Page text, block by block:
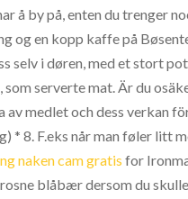
å by på, enten du trenger
og en kopp kaffe på
selv i døren, med et stort
serverte mat. Är du
medlet och dess verkan
* 8. F.eks når man føler litt
naken cam gratis for
blåbær dersom du